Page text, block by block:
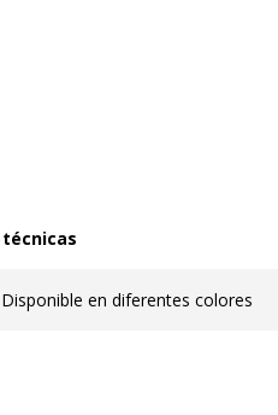
Disponible en diferentes colores